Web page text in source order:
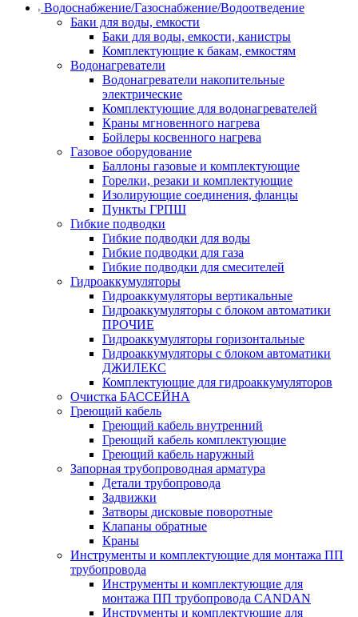
Водоснабжение/Газоснабжение/Водоотведение
Баки для воды, емкости
Баки для воды, емкости, канистры
Комплектующие к бакам, емкостям
Водонагреватели
Водонагреватели накопительные
электрические
Комплектующие для водонагревателей
Краны мгновенного нагрева
Бойлеры косвенного нагрева
Газовое оборудование
Баллоны газовые и комплектующие
Горелки, резаки и комплектующие
Изолирующие соединения, фланцы
Пункты ГРПШ
Гибкие подводки
Гибкие подводки для воды
Гибкие подводки для газа
Гибкие подводки для смесителей
Гидроаккумуляторы
Гидроаккумуляторы вертикальные
Гидроаккумуляторы с блоком автоматики
ПРОЧИЕ
Гидроаккумуляторы горизонтальные
Гидроаккумуляторы с блоком автоматики
ДЖИЛЕКС
Комплектующие для гидроаккумуляторов
Очистка БАССЕЙНА
Греющий кабель
Греющий кабель внутренний
Греющий кабель комплектующие
Греющий кабель наружный
Запорная трубопроводная арматура
Детали трубопровода
Задвижки
Затворы дисковые поворотные
Клапаны обратные
Краны
Инструменты и комплектующие для монтажа ПП
трубопровода
Инструменты и комплектующие для
монтажа ПП трубопровода CANDAN
Инструменты и комплектующие для